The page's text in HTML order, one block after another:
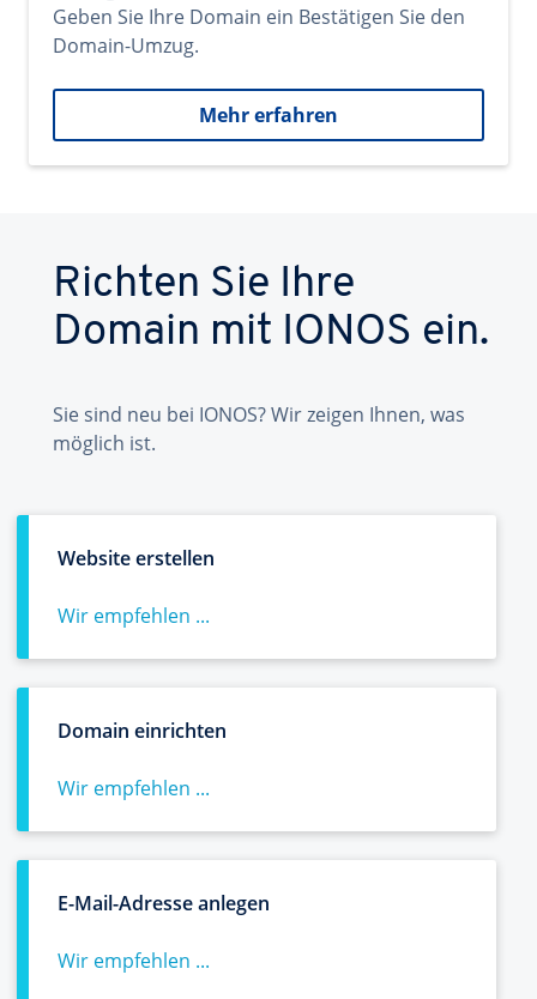
Geben Sie Ihre Domain ein Bestätigen Sie den
Domain-Umzug.
Mehr erfahren
Richten Sie Ihre
Domain mit IONOS ein.
Sie sind neu bei IONOS? Wir zeigen Ihnen, was
möglich ist.
Website erstellen
Wir empfehlen ...
Domain einrichten
Wir empfehlen ...
E-Mail-Adresse anlegen
Wir empfehlen ...